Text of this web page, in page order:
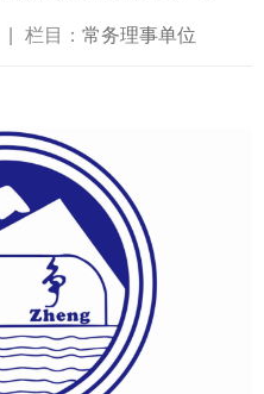
栏目： 常务理事单位